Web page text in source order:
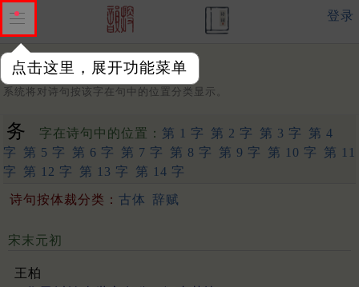
点击这里，展开功能菜单
登录
字：
系统将对诗句按该字在句中的位置分类显示。
务 字在诗句中的位置： 第 1 字 第 2 字 第 3 字
第 4
字
第 5 字 第 6 字 第 7 字 第 8 字 第 9 字 第 10 字
第 11
字
第 12 字 第 13 字 第 14 字
诗句按体裁分类： 古体 辞赋
宋末元初
王柏